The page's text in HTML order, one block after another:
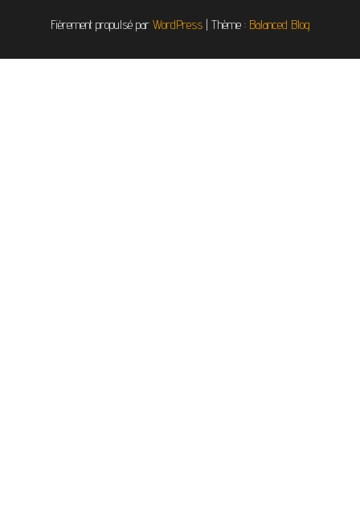
Fièrement propulsé par WordPress | Thème : Balanced Blog